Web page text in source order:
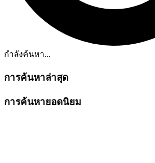
กำลังค้นหา...
การค้นหาล่าสุด
การค้นหายอดนิยม